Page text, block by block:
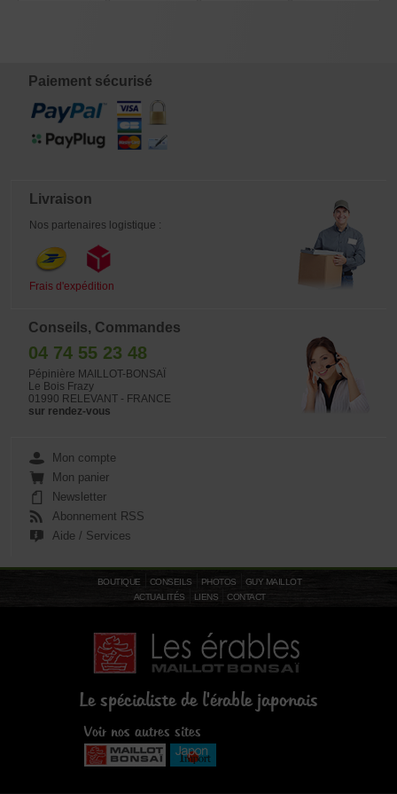
Paiement sécurisé
Livraison
Nos partenaires logistique :
Frais d'expédition
Conseils, Commandes
04 74 55 23 48
Pépinière MAILLOT-BONSAÏ
Le Bois Frazy
01990 RELEVANT - FRANCE
sur rendez-vous
Mon compte
Mon panier
Newsletter
Abonnement RSS
Aide / Services
BOUTIQUE CONSEILS PHOTOS
GUY MAILLOT
ACTUALITÉS
LIENS CONTACT
Le spécialiste de l'érable japonais
Voir nos autres sites